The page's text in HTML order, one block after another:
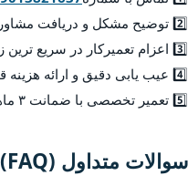
2️⃣ توضیح مشکل و دریافت مشاوره رایگان
3️⃣ اعزام تعمیرکار در سریع ترین زمان
4️⃣ عیب یابی دقیق و ارائه هزینه قبل از تعمیر
5️⃣ تعمیر تخصصی با ضمانت ۳ ماهه
سوالات متداول (FAQ)